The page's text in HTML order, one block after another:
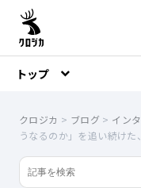
トップ
クロジカ > ブログ > イン
うなるのか」を追い続け